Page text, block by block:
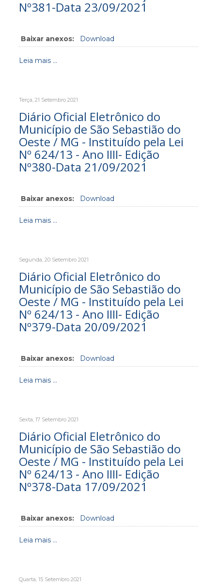
Nº381-Data 23/09/2021
Baixar anexos: Download
Leia mais ...
Terça, 21 Setembro 2021
Diário Oficial Eletrônico do
Município de São Sebastião do
Oeste / MG - Instituído pela Lei
Nº 624/13 - Ano IIII- Edição
Nº380-Data 21/09/2021
Baixar anexos: Download
Leia mais ...
Segunda, 20 Setembro 2021
Diário Oficial Eletrônico do
Município de São Sebastião do
Oeste / MG - Instituído pela Lei
Nº 624/13 - Ano IIII- Edição
Nº379-Data 20/09/2021
Baixar anexos: Download
Leia mais ...
Sexta, 17 Setembro 2021
Diário Oficial Eletrônico do
Município de São Sebastião do
Oeste / MG - Instituído pela Lei
Nº 624/13 - Ano IIII- Edição
Nº378-Data 17/09/2021
Baixar anexos: Download
Leia mais ...
Quarta, 15 Setembro 2021